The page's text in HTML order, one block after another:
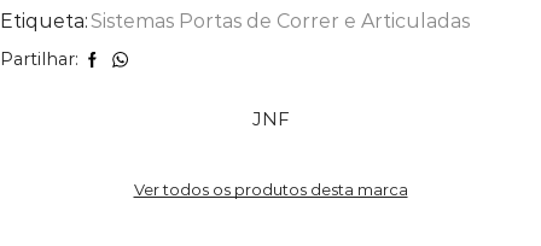
Etiqueta:Sistemas Portas de Correr e Articuladas
Partilhar:
JNF
Ver todos os produtos desta marca